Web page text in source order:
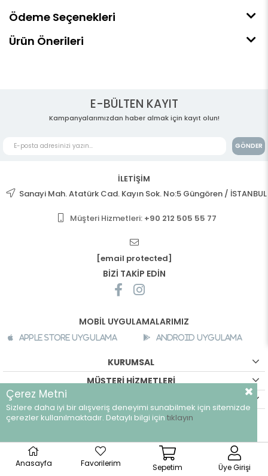
Ödeme Seçenekleri
Ürün Önerileri
E-BÜLTEN KAYIT
Kampanyalarımızdan haber almak için kayıt olun!
GÖNDER
İLETİŞİM
Sanayi Mah. Atatürk Cad. Kayın Sok. No:5 Güngören / İSTANBUL
Müşteri Hizmetleri: +90 212 505 55 77
[email protected]
BİZİ TAKİP EDİN
MOBİL UYGULAMALARIMIZ
Apple Store Uygulama Android Uygulama
KURUMSAL
MÜŞTERİ HİZMETLERİ
©breeze.com.tr - Tüm hakları saklıdır.
Anasayfa Favorilerim Sepetim Üye Girişi
Çerez Metni
Sizlere daha iyi bir alışveriş deneyimi sunabilmek için sitemizde
çerezler kullanılmaktadır. Detaylı bilgi için tıklayın